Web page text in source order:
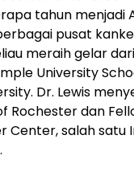
tahun menjadi
pusat
meraih gelar
University
Dr. Lewis
Rochester dan
Center, salah satu